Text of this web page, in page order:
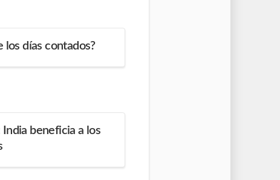
los días contados?
beneficia a los